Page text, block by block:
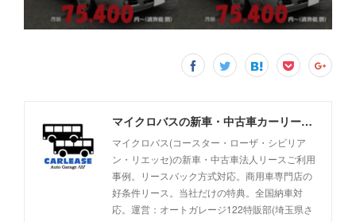
マイクロバスの新車・中古車カーリース事例 - オートガレージ122
マイクロバス(コースター・ローザ・シビリア
ン・リエッセ)の新車・中古車法人リースご利用
事例。リースバック方式対応。商用車専門店の
好条件リース。当社だけの特典。全国納車対
応。運営：オートガレージ122特販部(埼玉県さ